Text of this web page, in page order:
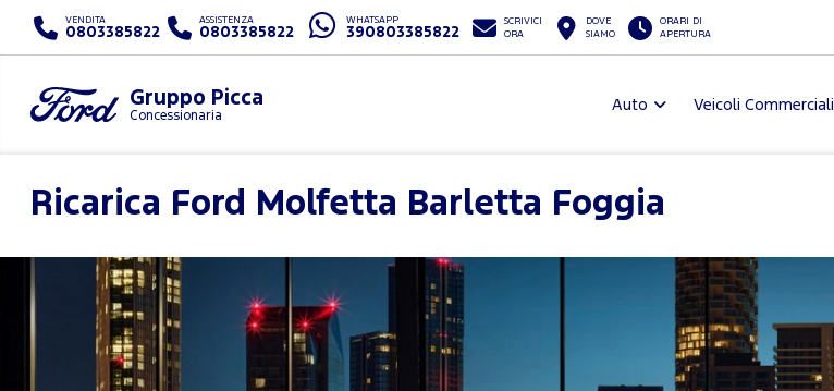
VENDITA
0803385822
ASSISTENZA
0803385822
WHATSAPP
390803385822
SCRIVICI
ORA
DOVE
SIAMO
ORARI DI
APERTURA
Gruppo Picca
Concessionaria
Auto Veicoli Commerciali
Ricarica Ford Molfetta Barletta Foggia